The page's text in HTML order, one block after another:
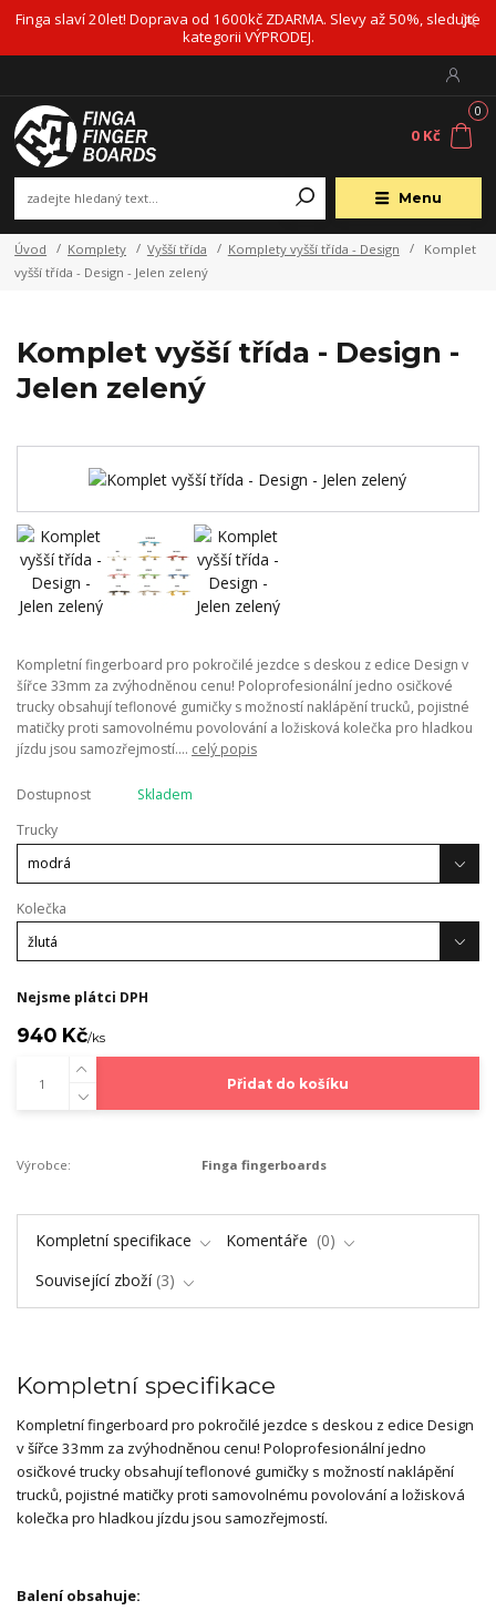
Finga slaví 20let! Doprava od 1600kč ZDARMA. Slevy až 50%, sledujte
kategorii VÝPRODEJ.
Menu
0
0 Kč
Úvod Komplety Vyšší třída Komplety vyšší třída - Design
Komplet
vyšší třída - Design - Jelen zelený
Komplet vyšší třída - Design -
Jelen zelený
Kompletní fingerboard pro pokročilé jezdce s deskou z edice Design v
šířce 33mm za zvýhodněnou cenu! Poloprofesionální jedno osičkové
trucky obsahují teflonové gumičky s možností naklápění trucků, pojistné
matičky proti samovolnému povolování a ložisková kolečka pro hladkou
jízdu jsou samozřejmostí.... celý popis
Dostupnost
Skladem
Trucky
Kolečka
Nejsme plátci DPH
940 Kč/ks
Přidat do košíku
Výrobce: Finga fingerboards
Kompletní specifikace Komentáře
0
Související zboží 3
Kompletní specifikace
Kompletní fingerboard pro pokročilé jezdce s deskou z edice Design
v šířce 33mm za zvýhodněnou cenu! Poloprofesionální jedno
osičkové trucky obsahují teflonové gumičky s možností naklápění
trucků, pojistné matičky proti samovolnému povolování a ložisková
kolečka pro hladkou jízdu jsou samozřejmostí.
Balení obsahuje: